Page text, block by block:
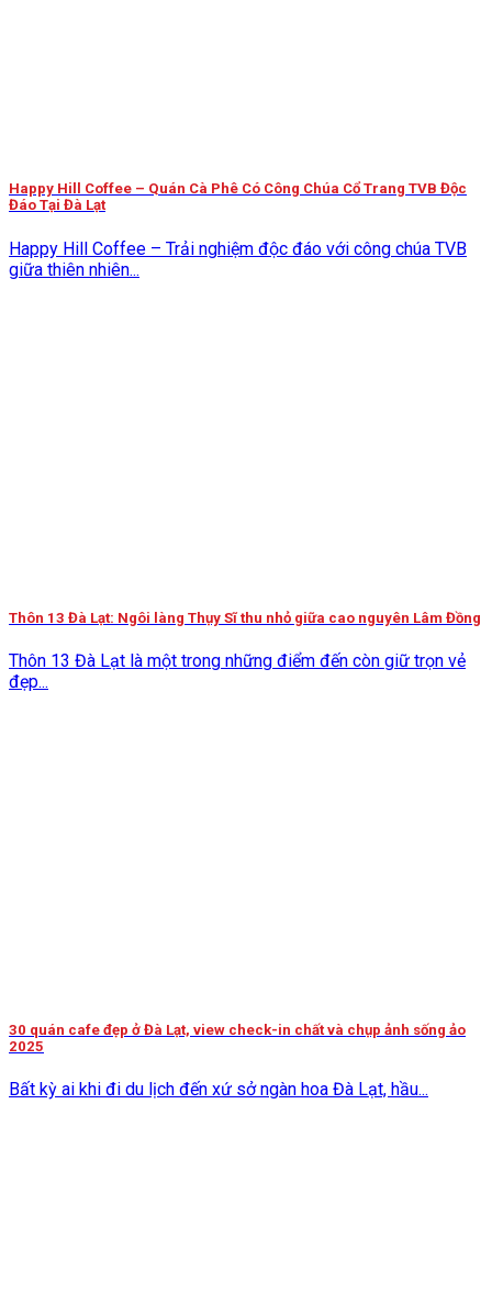
Happy Hill Coffee – Quán Cà Phê Có Công Chúa Cổ Trang TVB Độc
Đáo Tại Đà Lạt
Happy Hill Coffee – Trải nghiệm độc đáo với công chúa TVB
giữa thiên nhiên...
Thôn 13 Đà Lạt: Ngôi làng Thụy Sĩ thu nhỏ giữa cao nguyên Lâm Đồng
Thôn 13 Đà Lạt là một trong những điểm đến còn giữ trọn vẻ
đẹp...
30 quán cafe đẹp ở Đà Lạt, view check-in chất và chụp ảnh sống ảo
2025
Bất kỳ ai khi đi du lịch đến xứ sở ngàn hoa Đà Lạt, hầu...